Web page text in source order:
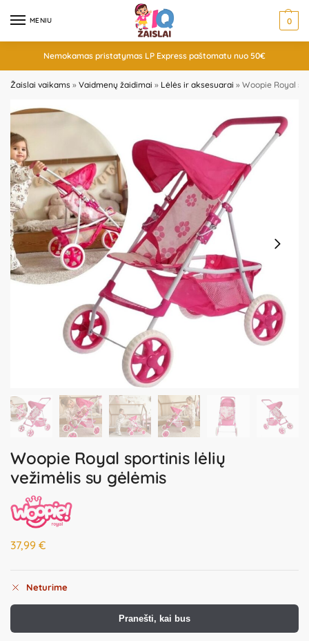
MENIU 0
Nemokamas pristatymas LP Express paštomatu nuo 50€
Žaislai vaikams » Vaidmenų žaidimai » Lėlės ir aksesuarai » Woopie Royal
Woopie Royal sportinis lėlių
vežimėlis su gėlėmis
37,99 €
Neturime
Pranešti, kai bus